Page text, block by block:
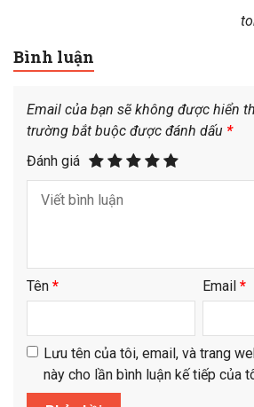
Bình luận
Email của bạn sẽ không được hiển
trường bắt buộc được đánh dấu *
Đánh giá
Tên * Email *
Lưu tên của tôi, email, và trang
này cho lần bình luận kế tiếp của